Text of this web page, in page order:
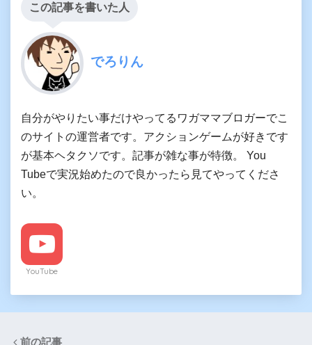
この記事を書いた人
でろりん
自分がやりたい事だけやってるワガママブロガーでこ
のサイトの運営者です。アクションゲームが好きです
が基本ヘタクソです。記事が雑な事が特徴。 You
Tubeで実況始めたので良かったら見てやってくださ
い。
YouTube
前の記事